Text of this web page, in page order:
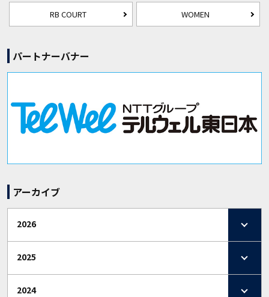
RB COURT WOMEN
パートナーバナー
アーカイブ
2026
2025
2024